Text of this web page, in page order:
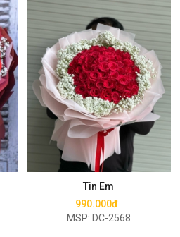
Tin Em
990.000đ
MSP: DC-2568
Mua ngay